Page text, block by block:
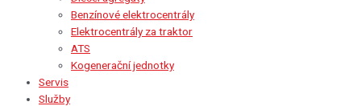
Benzínové elektrocentrály
Elektrocentrály za traktor
ATS
Kogenerační jednotky
Servis
Služby